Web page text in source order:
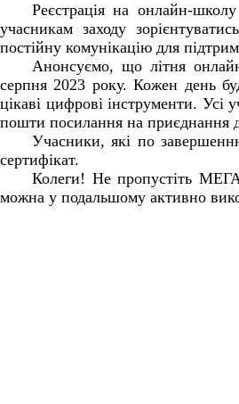
Реєстрація на онлайн-
учасникам заходу
постійну комунікацію для
Анонсуємо, що літня
серпня 2023 року. Кожен день
цікаві цифрові інструменти. Усі
пошти посилання на приєднання
Учасники, які по
сертифікат.
Колеги! Не пропустіть МЕГА
можна у подальшому активно